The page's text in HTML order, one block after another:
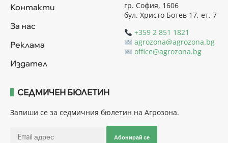
Контакти
За нас
Реклама
Издател
гр. София, 1606
бул. Христо Ботев 17, ет. 7
+359 2 851 1821
agrozona@agrozona.bg
office@agrozona.bg
СЕДМИЧЕН БЮЛЕТИН
Запиши се за седмичния бюлетин на Агрозона.
Абонирай се